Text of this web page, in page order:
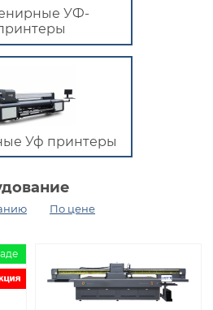
УФ-
Уф принтеры
По цене